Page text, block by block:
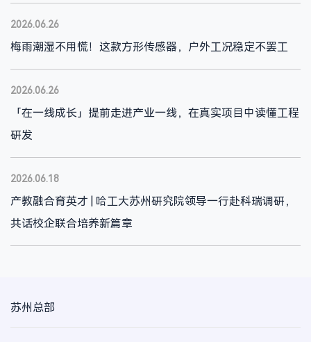
2026.06.26
梅雨潮湿不用慌！这款方形传感器，户外工况稳定不罢工
2026.06.26
「在一线成长」提前走进产业一线，在真实项目中读懂工程
研发
2026.06.18
产教融合育英才 | 哈工大苏州研究院领导一行赴科瑞调研，
共话校企联合培养新篇章
苏州总部